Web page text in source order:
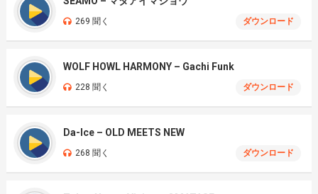
269 聞く ダウンロード
WOLF HOWL HARMONY – Gachi Funk
228 聞く ダウンロード
Da-Ice – OLD MEETS NEW
268 聞く ダウンロード